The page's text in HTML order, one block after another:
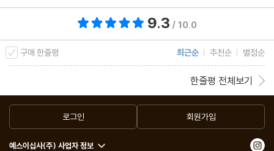
9.3 / 10.0
구매 한줄평 최근순 추천순 별점순
한줄평 전체보기
로그인 회원가입
예스이십사(주) 사업자 정보